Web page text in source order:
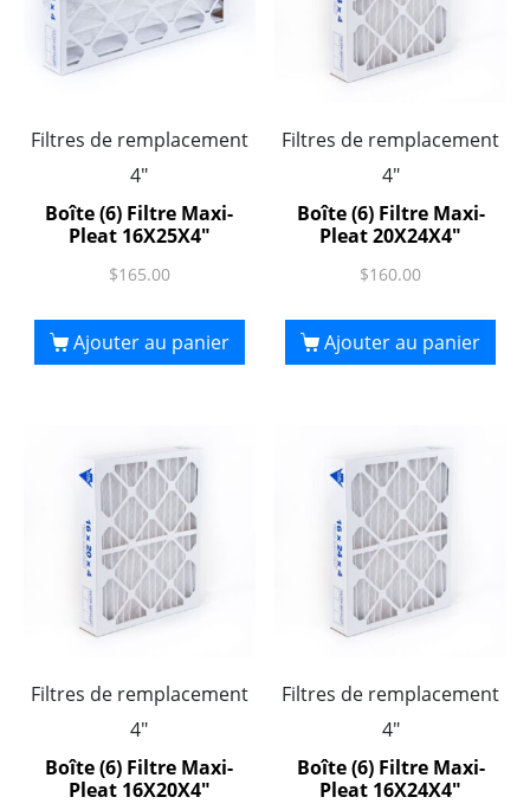
Filtres de remplacement
4"
Boîte (6) Filtre Maxi-
Pleat 16X25X4″
$165.00
Ajouter au panier
Filtres de remplacement
4"
Boîte (6) Filtre Maxi-
Pleat 20X24X4″
$160.00
Ajouter au panier
Filtres de remplacement
4"
Boîte (6) Filtre Maxi-
Pleat 16X20X4″
Filtres de remplacement
4"
Boîte (6) Filtre Maxi-
Pleat 16X24X4″